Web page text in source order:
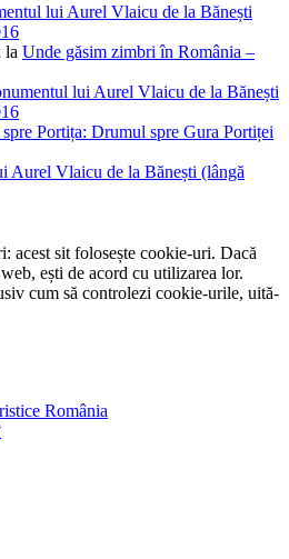
lui Aurel Vlaicu de la Bănești
la Unde găsim zimbri în România –
lui Aurel Vlaicu de la Bănești
Portița: Drumul spre Gura Portiței
Aurel Vlaicu de la Bănești (lângă
acest sit folosește cookie-uri. Dacă
ești de acord cu utilizarea lor.
cum să controlezi cookie-urile, uită-
România